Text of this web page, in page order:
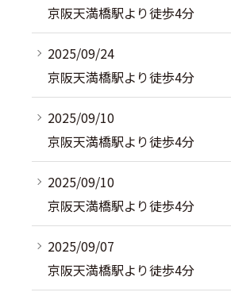
京阪天満橋駅より徒歩4分
2025/09/24
京阪天満橋駅より徒歩4分
2025/09/10
京阪天満橋駅より徒歩4分
2025/09/10
京阪天満橋駅より徒歩4分
2025/09/07
京阪天満橋駅より徒歩4分